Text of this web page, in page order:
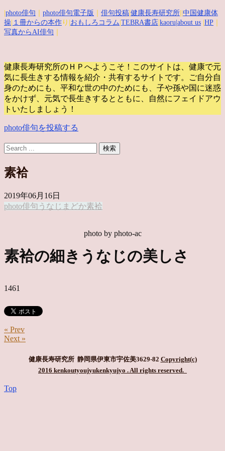
photo俳句 photo俳句電子版 俳句投稿 健康長寿研究所 中国健康体
操 １冊からの本作 り| おもしろコラム TEBRA書店 kaoru |about us HP
写真からAI俳句
健康長寿研究所のＨＰへようこそ！このサイトは、健康で元
気に長生きする情報を紹介・共有するサイトです。
ご自分自
身のためにも、平和な世の中のためにも、子や孫や国に迷惑
をかけず、元気で長生きするとともに、自然にフェイドアウ
トいたしましょう！
photo俳句を投稿する
素袷
2019年06月16日
photo俳句 うなじ まどか素袷
photo by photo-ac
素袷の細きうなじの美しさ
1461
« Prev
Next »
健康長寿研究所 静岡県伊東市宇佐美3629-82 Copyright(c)
2016 kenkoutyoujyukenkyujyo . All rights reserved.
Top